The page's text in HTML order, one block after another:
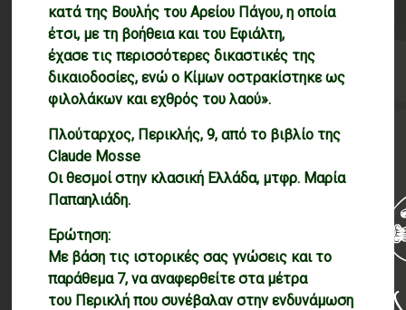
κατά της Βουλής του Αρείου Πάγου, η οποία
έτσι, με τη βοήθεια και του Εφιάλτη,
έχασε τις περισσότερες δικαστικές της
δικαιοδοσίες, ενώ ο Κίμων οστρακίστηκε ως
φιλολάκων και εχθρός του λαού».
Πλούταρχος, Περικλής, 9, από το βιβλίο της
Claude Mosse
Οι θεσμοί στην κλασική Ελλάδα, μτφρ. Μαρία
Παπαηλιάδη.
Ερώτηση:
Με βάση τις ιστορικές σας γνώσεις και το
παράθεμα 7, να αναφερθείτε στα μέτρα
του Περικλή που συνέβαλαν στην ενδυνάμωση